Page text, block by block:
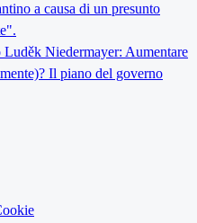
a causa di un presunto
Luděk Niedermayer: Aumentare
Il piano del governo